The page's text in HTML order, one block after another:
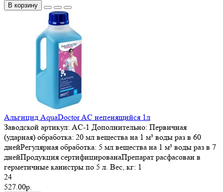
В корзину
Альгицид AquaDoctor AC непенящийся 1л
Заводской артикул: AC-1 Дополнительно: Первичная
(ударная) обработка: 20 мл вещества на 1 м³ воды раз в 60
днейРегулярная обработка: 5 мл вещества на 1 м³ воды раз в 7
днейПродукция сертифицированаПрепарат расфасован в
герметичные канистры по 5 л. Вес, кг: 1
24
527.00р.